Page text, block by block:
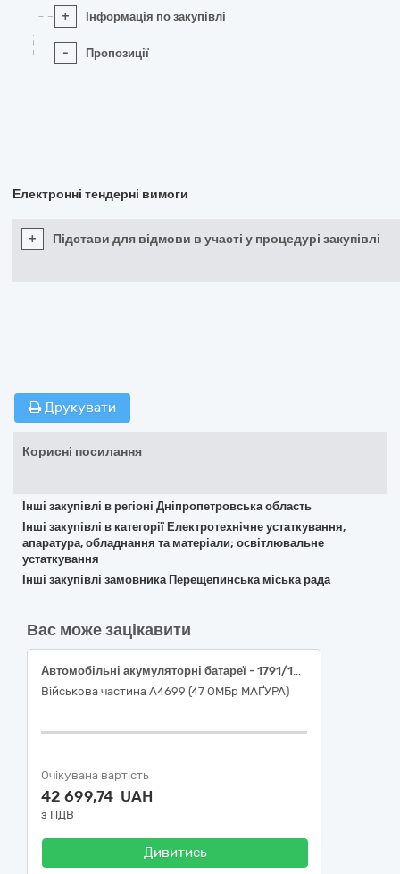
+ Інформація по закупівлі
- Пропозиції
Електронні тендерні вимоги
+ Підстави для відмови в участі у процедурі закупівлі
Друкувати
Корисні посилання
Інші закупівлі в регіоні Дніпропетровська область
Інші закупівлі в категорії Електротехнічне устаткування,
апаратура, обладнання та матеріали; освітлювальне
устаткування
Інші закупівлі замовника Перещепинська міська рада
Вас може зацікавити
Автомобільні акумуляторні батареї - 1791/13551-в
Військова частина А4699 (47 ОМБр МАҐУРА)
Очікувана вартість
42 699,74 UAH
з ПДВ
Дивитись